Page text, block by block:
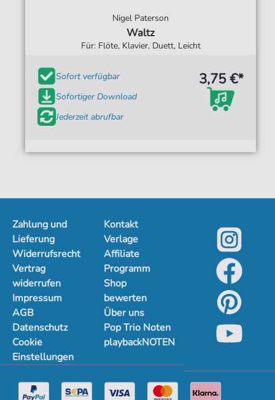
Nigel Paterson
Waltz
Für: Flöte, Klavier, Duett, Leicht
Sofort verfügbar
Sofortiger Download
Jederzeit abrufbar
3,75 €*
Zahlung und
Lieferung
Widerrufsrecht
Vertrag
widerrufen
Impressum
AGB
Datenschutz
Cookie
Einstellungen
Kontakt
Verlage
Affiliate
Programm
Shop
bewerten
Über uns
Pop Trio Noten
playbackNOTEN